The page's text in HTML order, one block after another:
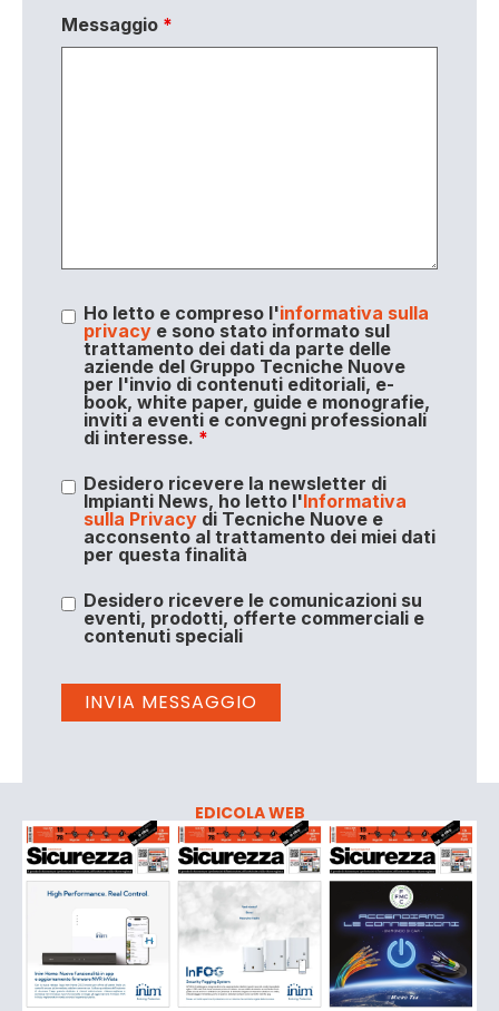
Messaggio *
Ho letto e compreso l'informativa sulla
privacye sono stato informato sul
trattamento dei dati da parte delle
aziende del Gruppo Tecniche Nuove
per l'invio di contenuti editoriali, e-
book, white paper, guide e monografie,
inviti a eventi e convegni professionali
di interesse. *
Desidero ricevere la newsletter di
Impianti News, ho letto l'Informativa
sulla Privacydi Tecniche Nuove e
acconsento al trattamento dei miei dati
per questa finalità
Desidero ricevere le comunicazioni su
eventi, prodotti, offerte commerciali e
contenuti speciali
EDICOLA WEB